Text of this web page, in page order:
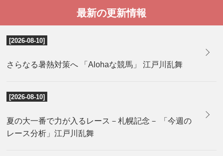
最新の更新情報
[2026-08-10]
さらなる暑熱対策へ 「Alohaな競馬」 江戸川乱舞
[2026-08-10]
夏の大一番で力が入るレース－札幌記念－ 「今週の
レース分析」江戸川乱舞